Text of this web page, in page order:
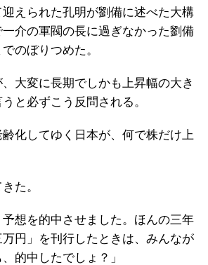
えられた孔明が劉備に述べた大構
介の軍閥の長に過ぎなかった劉備
のぼりつめた。
大変に長期でしかも上昇幅の大き
と必ずこう反問される。
齢化してゆく日本が、何で株だけ上
た。
予想を的中させました。ほんの三年
円」を刊行したときは、みんなが
的中したでしょ？」